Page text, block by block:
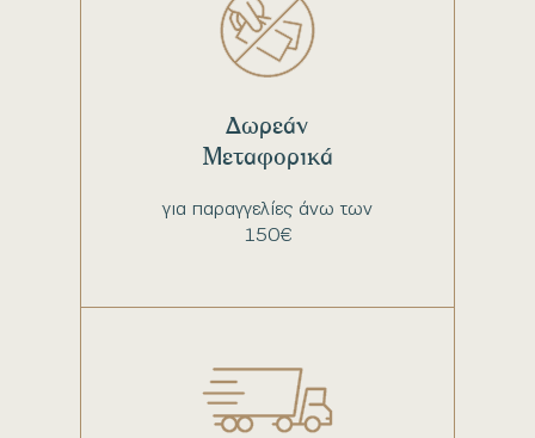
για παραγγελίες άνω των
150€
Δωρεάν
Μεταφορικά